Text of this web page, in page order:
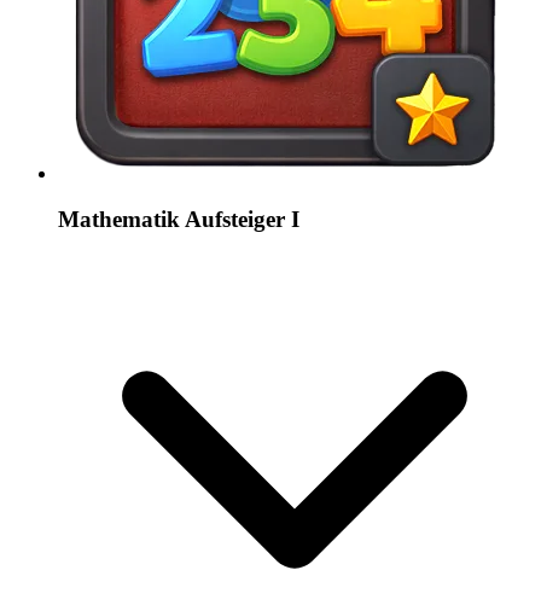
Mathematik Aufsteiger I